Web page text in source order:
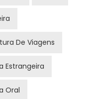
De Viagens
Estrangeira
Oral